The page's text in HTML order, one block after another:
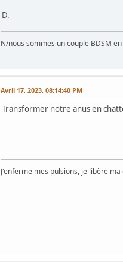
D.
N/nous sommes un couple BDSM
Avril 17, 2023, 08:14:40 PM
Transformer notre anus en
J'enferme mes pulsions, je libère